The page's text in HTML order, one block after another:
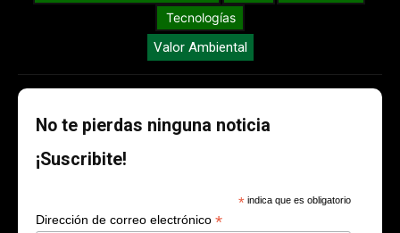
Tecnologías
Valor Ambiental
No te pierdas ninguna noticia
¡Suscribite!
* indica que es obligatorio
Dirección de correo electrónico *